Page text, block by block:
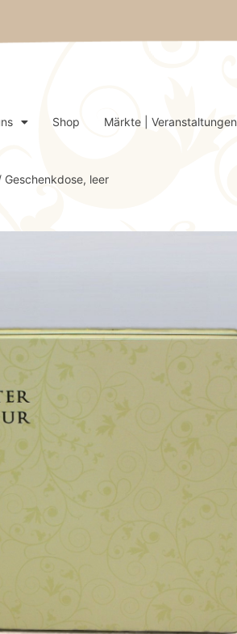
Shop Märkte | Veranstaltungen
Geschenkdose, leer